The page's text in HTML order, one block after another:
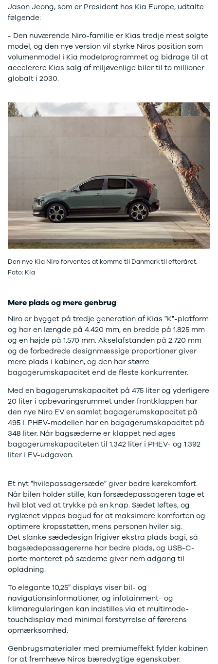
til elbilen
Ladeløsning
hybrid
Ladeguide til
elbil
Webshop
4-serie
430i
Z4
5-serie
520d
X5
iX
640i
Elbil
Atto 3
Han
Citroën
Se alle
Citroën
C1
C3 Picasso
C4
SpaceTourer
C5 Aircross
Jumper 33
Jumper 35
Cupra
Se alle
Elbil
Born
Dacia
Se alle Dacia
Elbil
Spring
Sandero og
Sandero
Stepway
Duster
Dokker
Lodgy og
Lodgy
Stepway
Lodgy
Jogger
Logan og
Logan
Stepway
DS
Se alle DS
Jason Jeong, som er President hos Kia Europe, udtalte
følgende:
- Den nuværende Niro-familie er Kias tredje mest solgte
model, og den nye version vil styrke Niros position som
volumenmodel i Kia modelprogrammet og bidrage til at
accelerere Kias salg af miljøvenlige biler til to millioner
globalt i 2030.
Den nye Kia Niro forventes at komme til Danmark til efteråret.
Foto: Kia
Mere plads og mere genbrug
Niro er bygget på tredje generation af Kias ”K”-platform
og har en længde på 4.420 mm, en bredde på 1.825 mm
og en højde på 1.570 mm. Akselafstanden på 2.720 mm
og de forbedrede designmæssige proportioner giver
mere plads i kabinen, og den har større
bagagerumskapacitet end de fleste konkurrenter.
Med en bagagerumskapacitet på 475 liter og yderligere
20 liter i opbevaringsrummet under frontklappen har
den nye Niro EV en samlet bagagerumskapacitet på
495 l. PHEV-modellen har en bagagerumskapacitet på
348 liter. Når bagsæderne er klappet ned øges
bagagerumskapaciteten til 1.342 liter i PHEV- og 1.392
liter i EV-udgaven.
Et nyt ”hvilepassagersæde” giver bedre kørekomfort.
Når bilen holder stille, kan forsædepassageren tage et
hvil blot ved at trykke på en knap. Sædet løftes, og
ryglænet vippes bagud for at maksimere komforten og
optimere kropsstøtten, mens personen hviler sig.
Det slanke sædedesign frigiver ekstra plads bagi, så
bagsædepassagererne har bedre plads, og USB-C-
porte monteret på sæderne giver nem adgang til
opladning.
To elegante 10,25” displays viser bil- og
navigationsinformationer, og infotainment- og
klimareguleringen kan indstilles via et multimode-
touchdisplay med minimal forstyrrelse af førerens
opmærksomhed.
Genbrugsmaterialer med premiumeffekt fylder kabinen
for at fremhæve Niros bæredygtige egenskaber.